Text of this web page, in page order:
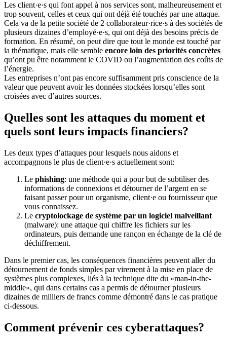
Les client·e·s qui font appel à nos services sont, malheureusement et
trop souvent, celles et ceux qui ont déjà été touchés par une attaque.
Cela va de la petite société de 2 collaborateur·rice·s à des sociétés de
plusieurs dizaines d’employé·e·s, qui ont déjà des besoins précis de
formation. En résumé, on peut dire que tout le monde est touché par
la thématique, mais elle semble encore loin des priorités concrètes
qu’ont pu être notamment le COVID ou l’augmentation des coûts de
l’énergie.
Les entreprises n’ont pas encore suffisamment pris conscience de la
valeur que peuvent avoir les données stockées lorsqu’elles sont
croisées avec d’autres sources.
Quelles sont les attaques du moment et
quels sont leurs impacts financiers?
Les deux types d’attaques pour lesquels nous aidons et
accompagnons le plus de client·e·s actuellement sont:
Le phishing: une méthode qui a pour but de subtiliser des
informations de connexions et détourner de l’argent en se
faisant passer pour un organisme, client·e ou fournisseur que
vous connaissez.
Le cryptolockage de système par un logiciel malveillant
(malware): une attaque qui chiffre les fichiers sur les
ordinateurs, puis demande une rançon en échange de la clé de
déchiffrement.
Dans le premier cas, les conséquences financières peuvent aller du
détournement de fonds simples par virement à la mise en place de
systèmes plus complexes, liés à la technique dite du «man-in-the-
middle», qui dans certains cas a permis de détourner plusieurs
dizaines de milliers de francs comme démontré dans le cas pratique
ci-dessous.
Comment prévenir ces cyberattaques?